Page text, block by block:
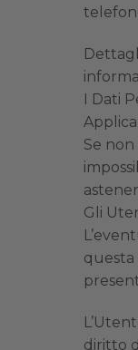
I Dati
Se
Gli
questa
diritto